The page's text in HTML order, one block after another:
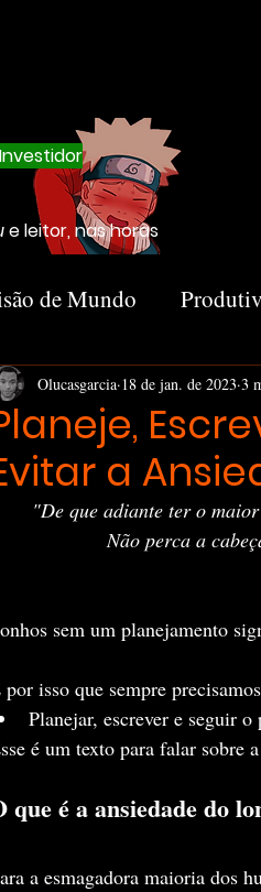
Investidor
e leitor, nas horas
de Mundo
Livros
Negóciosa
Olucasgarcia 18 de jan. de 2023 3
"De que adiante ter o
Não perca a
sem um planejamento
por isso que sempre
Planejar, escrever e seguir o
é um texto para falar sobre
que é a ansiedade do
a esmagadora maioria dos